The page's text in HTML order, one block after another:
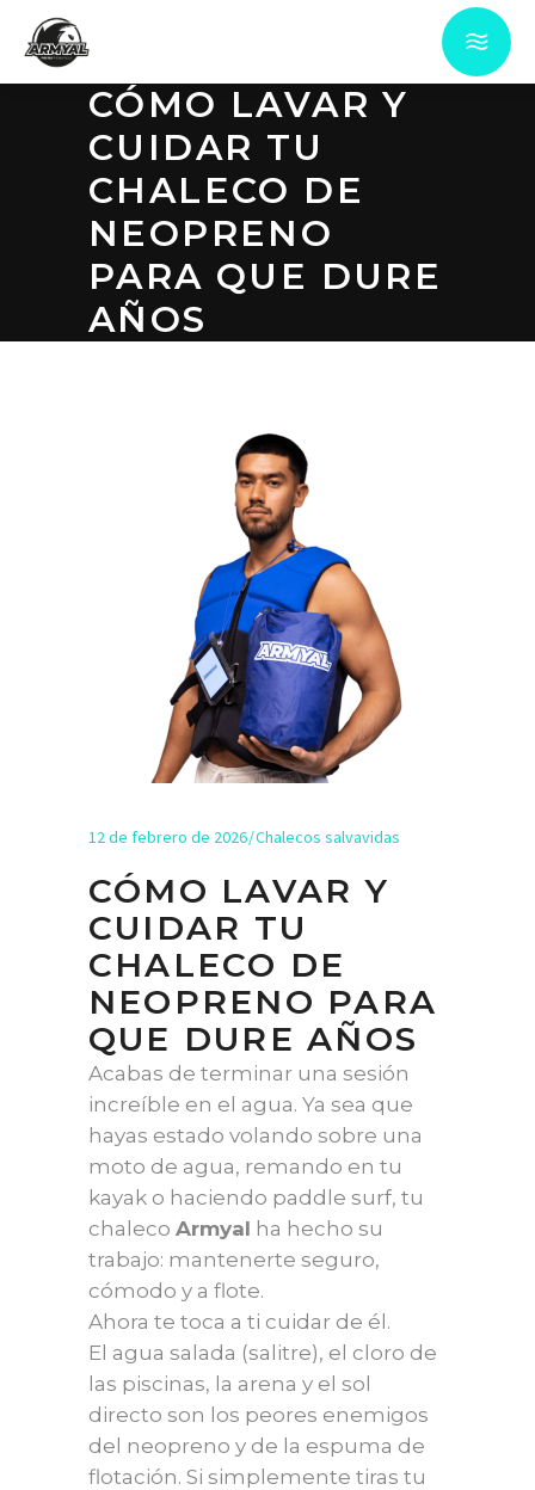
CÓMO LAVAR Y
CUIDAR TU
CHALECO DE
NEOPRENO
PARA QUE DURE
AÑOS
12 de febrero de 2026 Chalecos salvavidas
CÓMO LAVAR Y
CUIDAR TU
CHALECO DE
NEOPRENO PARA
QUE DURE AÑOS
Acabas de terminar una sesión
increíble en el agua. Ya sea que
hayas estado volando sobre una
moto de agua, remando en tu
kayak o haciendo paddle surf, tu
chaleco Armyal ha hecho su
trabajo: mantenerte seguro,
cómodo y a flote.
Ahora te toca a ti cuidar de él.
El agua salada (salitre), el cloro de
las piscinas, la arena y el sol
directo son los peores enemigos
del neopreno y de la espuma de
flotación. Si simplemente tiras tu